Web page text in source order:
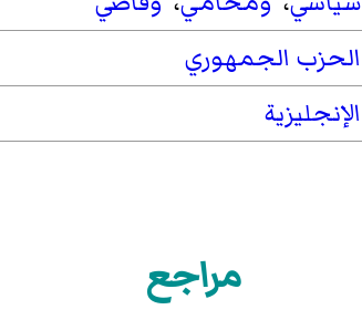
الحزب الجمهوري
الإنجليزية
مراجع